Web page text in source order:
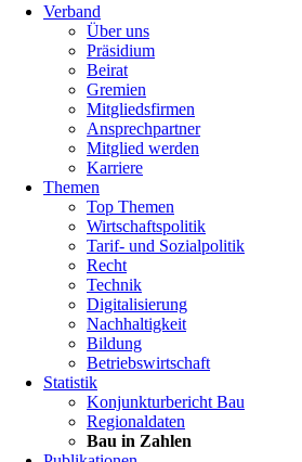
Verband
Über uns
Präsidium
Beirat
Gremien
Mitgliedsfirmen
Ansprechpartner
Mitglied werden
Karriere
Themen
Top Themen
Wirtschaftspolitik
Tarif- und Sozialpolitik
Recht
Technik
Digitalisierung
Nachhaltigkeit
Bildung
Betriebswirtschaft
Statistik
Konjunkturbericht Bau
Regionaldaten
Bau in Zahlen